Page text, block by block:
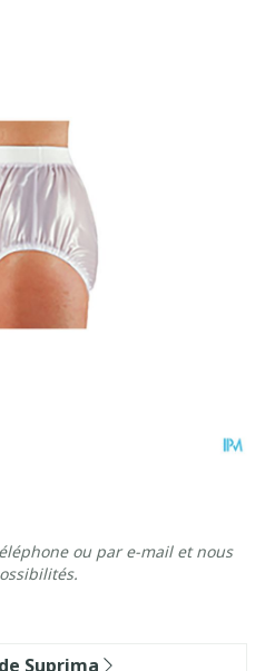
ou par e-mail et nous
Suprima